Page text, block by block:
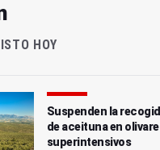
HOY
Suspenden la
de aceituna en
superintensivos